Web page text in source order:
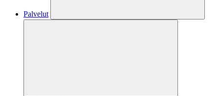
Palvelut